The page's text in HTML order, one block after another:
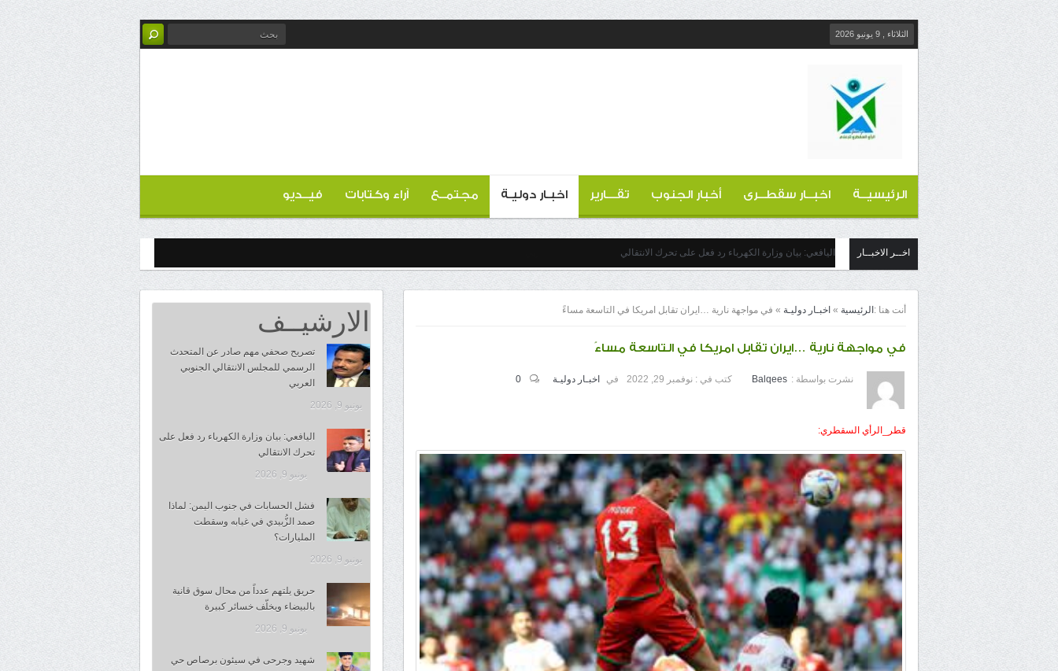
الثلاثاء , 9 يونيو 2026
الرئيسيــة اخبــار سقطــرى أخبار الجنوب تقـــارير اخبـار دوليـة مجتمــع آراء وكتابات فيــديو
اخــر الاخبــار اليافعي: بيان وزارة الكهرباء رد فعل على تحرك الانتقالي
أنت هنا : الرئيسية » اخبـار دوليـة » في مواجهة نارية …ايران تقابل امريكا في التاسعة مساءً
في مواجهة نارية …ايران تقابل امريكا في التاسعة مساءً
نشرت بواسطة : Balqees كتب في : نوفمبر 29, 2022 في اخبـار دوليـة 0
قطر_الرأي السقطري:
الارشيــف
تصريح صحفي مهم صادر عن المتحدث
الرسمي للمجلس الانتقالي الجنوبي
العربي
يونيو 9, 2026
اليافعي: بيان وزارة الكهرباء رد فعل على
تحرك الانتقالي
يونيو 9, 2026
فشل الحسابات في جنوب اليمن: لماذا
صمد الزُّبيدي في غيابه وسقطت
المليارات؟
يونيو 9, 2026
حريق يلتهم عدداً من محال سوق قانية
بالبيضاء ويخلّف خسائر كبيرة
يونيو 9, 2026
شهيد وجرحى في سيئون برصاص حي